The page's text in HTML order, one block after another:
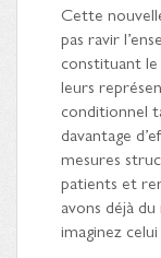
Cette
pas ravir
constituant
leurs
conditionnel
davantage
mesures
patients et
avons déjà
imaginez